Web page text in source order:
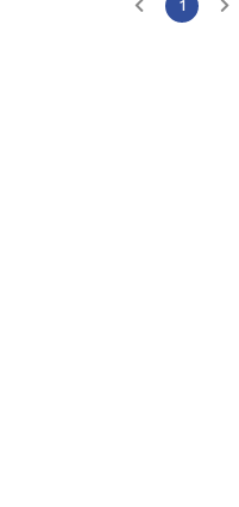
1